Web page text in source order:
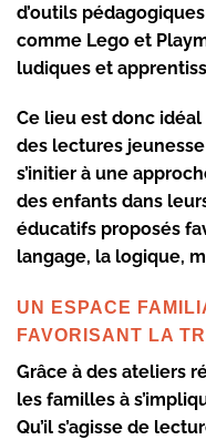
d’outils
comme Lego et
ludiques et
Ce lieu est donc
des lectures
s’initier à une
des enfants dans
éducatifs proposés
langage, la logique,
UN ESPACE
FAVORISANT LA
Grâce à des ateliers
les familles à
Qu’il s’agisse de